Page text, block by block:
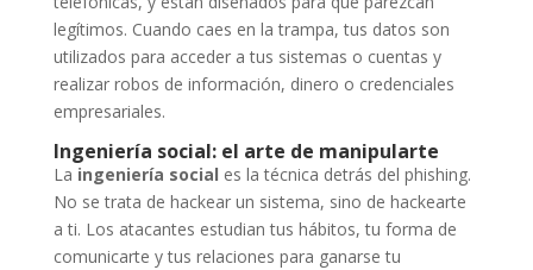
legítimos. Cuando caes en la trampa, tus datos son
utilizados para acceder a tus sistemas o cuentas y
realizar robos de información, dinero o credenciales
empresariales.
Ingeniería social: el arte de manipularte
La ingeniería social es la técnica detrás del phishing.
No se trata de hackear un sistema, sino de hackearte
a ti. Los atacantes estudian tus hábitos, tu forma de
comunicarte y tus relaciones para ganarse tu